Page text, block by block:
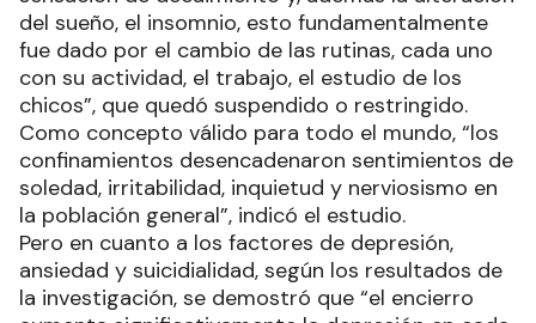
del sueño, el insomnio, esto fundamentalmente
fue dado por el cambio de las rutinas, cada uno
con su actividad, el trabajo, el estudio de los
chicos”, que quedó suspendido o restringido.
Como concepto válido para todo el mundo, “los
confinamientos desencadenaron sentimientos de
soledad, irritabilidad, inquietud y nerviosismo en
la población general”, indicó el estudio.
Pero en cuanto a los factores de depresión,
ansiedad y suicidialidad, según los resultados de
la investigación, se demostró que “el encierro